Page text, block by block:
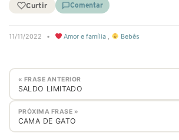
Curtir Comentar
11/11/2022 • Amor e família , Bebês
« FRASE ANTERIOR
SALDO LIMITADO
PRÓXIMA FRASE »
CAMA DE GATO